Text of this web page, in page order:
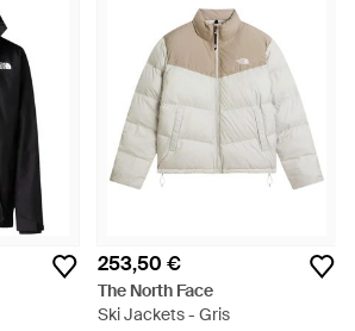
253,50 €
The North Face
Ski Jackets - Gris